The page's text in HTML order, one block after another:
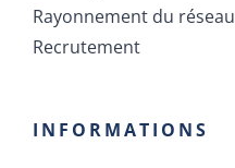
Rayonnement du réseau
Recrutement
INFORMATIONS